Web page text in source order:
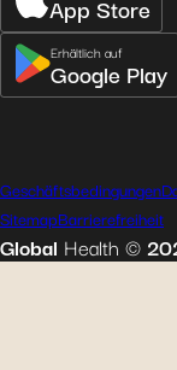
App Store
Erhältlich auf
Google Play
Global Health ©
Geschäftsbedingungen
SitemapBarrierefreiheit